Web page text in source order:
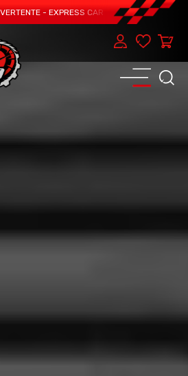
- EXPRESS CAR SERVICE, MANUTENÇÃO